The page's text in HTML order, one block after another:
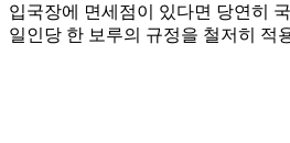
입국장에 면세점이 있다면 당연히
일인당 한 보루의 규정을 철저히 적